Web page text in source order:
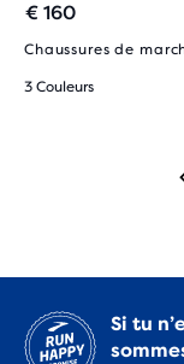
€ 160
Chaussures de
3 Couleurs
Si tu